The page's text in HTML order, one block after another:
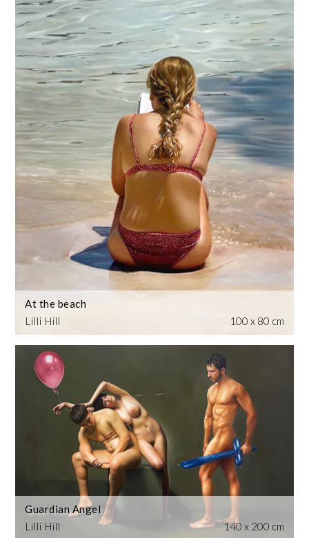
Lilli Hill
At the beach
100 x 80 cm
Lilli Hill
Guardian Angel
140 x 200 cm